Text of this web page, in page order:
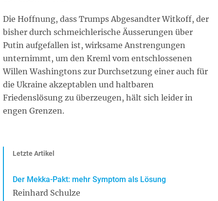
Die Hoffnung, dass Trumps Abgesandter Witkoff, der
bisher durch schmeichlerische Äusserungen über
Putin aufgefallen ist, wirksame Anstrengungen
unternimmt, um den Kreml vom entschlossenen
Willen Washingtons zur Durchsetzung einer auch für
die Ukraine akzeptablen und haltbaren
Friedenslösung zu überzeugen, hält sich leider in
engen Grenzen.
Letzte Artikel
Der Mekka-Pakt: mehr Symptom als Lösung
Reinhard Schulze